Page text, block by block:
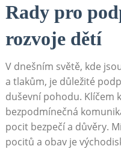
Rady pro
rozvoje dětí
V dnešním světě, kde
a tlakům, je důležité
duševní pohodu. Klíčem
bezpodmínečná
pocit bezpečí a důvěry.
pocitů a obav je